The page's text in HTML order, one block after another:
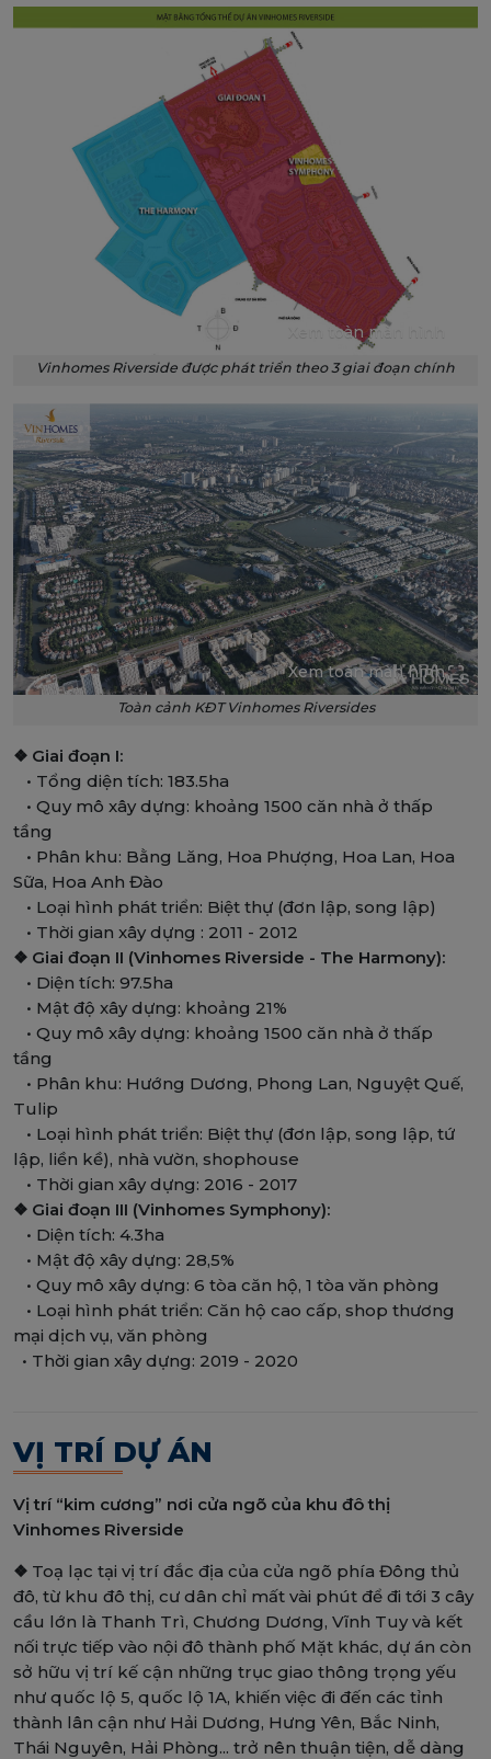
Xem toàn màn hình
Vinhomes Riverside được phát triển theo 3 giai đoạn chính
Xem toàn màn hình
Toàn cảnh KĐT Vinhomes Riversides
❖ Giai đoạn I:
• Tổng diện tích: 183.5ha
• Quy mô xây dựng: khoảng 1500 căn nhà ở thấp
tầng
• Phân khu: Bằng Lăng, Hoa Phượng, Hoa Lan, Hoa
Sữa, Hoa Anh Đào
• Loại hình phát triển: Biệt thự (đơn lập, song lập)
• Thời gian xây dựng : 2011 - 2012
❖ Giai đoạn II (Vinhomes Riverside - The Harmony):
• Diện tích: 97.5ha
• Mật độ xây dựng: khoảng 21%
• Quy mô xây dựng: khoảng 1500 căn nhà ở thấp
tầng
• Phân khu: Hướng Dương, Phong Lan, Nguyệt Quế,
Tulip
• Loại hình phát triển: Biệt thự (đơn lập, song lập, tứ
lập, liền kề), nhà vườn, shophouse
• Thời gian xây dựng: 2016 - 2017
❖ Giai đoạn III (Vinhomes Symphony):
• Diện tích: 4.3ha
• Mật độ xây dựng: 28,5%
• Quy mô xây dựng: 6 tòa căn hộ, 1 tòa văn phòng
• Loại hình phát triển: Căn hộ cao cấp, shop thương
mại dịch vụ, văn phòng
• Thời gian xây dựng: 2019 - 2020
VỊ TRÍ DỰ ÁN
Vị trí “kim cương” nơi cửa ngõ của khu đô thị
Vinhomes Riverside
❖ Toạ lạc tại vị trí đắc địa của cửa ngõ phía Đông thủ
đô, từ khu đô thị, cư dân chỉ mất vài phút để đi tới 3 cây
cầu lớn là Thanh Trì, Chương Dương, Vĩnh Tuy và kết
nối trực tiếp vào nội đô thành phố Mặt khác, dự án còn
sở hữu vị trí kế cận những trục giao thông trọng yếu
như quốc lộ 5, quốc lộ 1A, khiến việc đi đến các tỉnh
thành lân cận như Hải Dương, Hưng Yên, Bắc Ninh,
Thái Nguyên, Hải Phòng... trở nên thuận tiện, dễ dàng